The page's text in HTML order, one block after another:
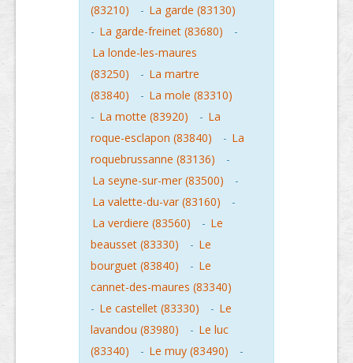
(83210)
- La garde (83130)
- La garde-freinet (83680)
-
La londe-les-maures
(83250)
- La martre
(83840)
- La mole (83310)
- La motte (83920) - La
roque-esclapon (83840)
- La
roquebrussanne (83136)
-
La seyne-sur-mer (83500)
-
La valette-du-var (83160)
-
La verdiere (83560)
- Le
beausset (83330)
- Le
bourguet (83840)
- Le
cannet-des-maures (83340)
- Le castellet (83330) - Le
lavandou (83980)
- Le luc
(83340)
- Le muy (83490)
-